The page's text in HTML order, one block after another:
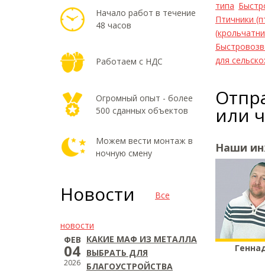
типа
Птичники
для
или
Наши
Начало работ в течение
48 часов
Работаем с НДС
Огромный опыт - более
500 сданных объектов
Можем вести монтаж в
ночную смену
Новости Все
новости
ФЕВ
04
2026
КАКИЕ МАФ ИЗ МЕТАЛЛА
ВЫБРАТЬ ДЛЯ
БЛАГОУСТРОЙСТВА